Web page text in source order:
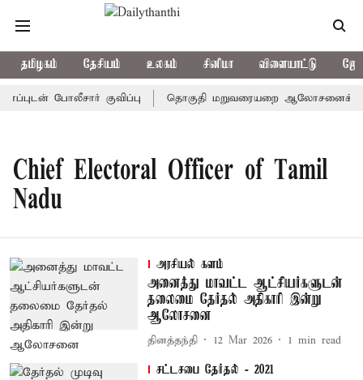
தமிழகம் தேசியம் உலகம் சினிமா விளையாட்டு
போலீசார் குவிப்பு தொகுதி மறுவரையறை ஆலோசனைக்
Chief Electoral Officer of Tamil
Nadu
அரசியல் களம்
அனைத்து மாவட்ட ஆட்சியர்களுடன்
தலைமை தேர்தல் அதிகாரி இன்று
ஆலோசனை
தினத்தந்தி 12 Mar 2026 1 min read
சட்டசபை தேர்தல் - 2021